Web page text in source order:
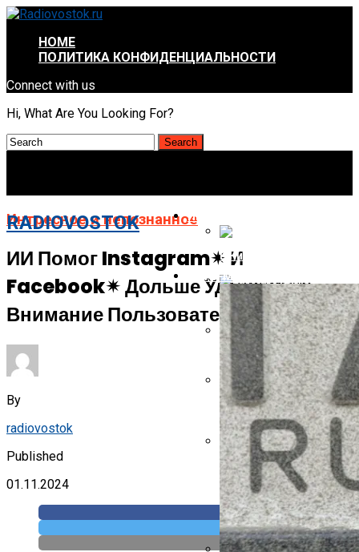
HOME
ПОЛИТИКА КОНФИДЕНЦИАЛЬНОСТИ
Connect with us
Hi, What Are You Looking For?
RADIOVOSTOK ИНТРЕСНОЕ И НЕПОЗНАННОЕ
В Китае Пройдёт
Energizer Выходит На
AMD Отложила Запуск
Указ Трампа Отводит
Canon Выпустила
Собственных
АВТО-МОТО
Интресное и непознанное
ИИ Помог Instagram✴ И
Facebook✴ Дольше Удерживать
Внимание Пользователей
By
radiovostok
Published
01.11.2024